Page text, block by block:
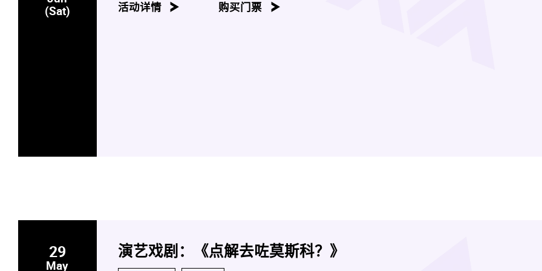
(Sat)
活动详情 购买门票
29
May
演艺戏剧：《点解去咗莫斯科？》